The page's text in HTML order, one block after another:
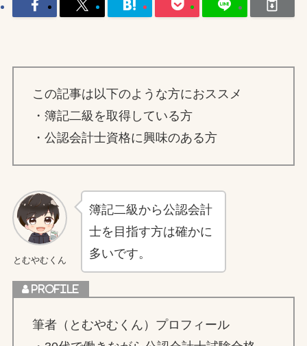
この記事は以下のような方におススメ
・簿記二級を取得している方
・公認会計士資格に興味のある方
とむやむくん
簿記二級から公認会計
士を目指す方は確かに
多いです。
筆者（とむやむくん）プロフィール